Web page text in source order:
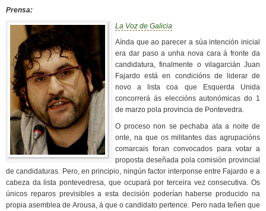
Prensa:
La Voz de Galicia
Aínda que ao parecer a súa intención inicial
era dar paso a unha nova cara á fronte da
candidatura, finalmente o vilagarcián Juan
Fajardo está en condicións de liderar de
novo a lista coa que Esquerda Unida
concorrerá ás eleccións autonómicas do 1
de marzo pola provincia de Pontevedra.
O proceso non se pechaba ata a noite de
onte, na que os militantes das agrupacións
comarcais foran convocados para votar a
proposta deseñada pola comisión provincial
de candidaturas. Pero, en principio, ningún factor interponse entre Fajardo e a
cabeza da lista pontevedresa, que ocupará por terceira vez consecutiva. Os
únicos reparos previsibles a esta decisión poderían haberse producido na
propia asemblea de Arousa, á que o candidato pertence. Pero nada teñen que